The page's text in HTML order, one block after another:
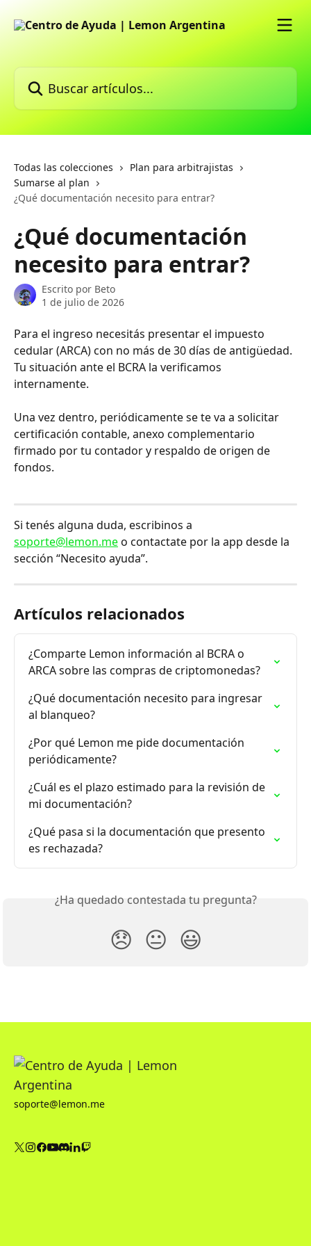
Todas las colecciones
Plan para arbitrajistas
Sumarse al plan
¿Qué documentación necesito para entrar?
¿Qué documentación
necesito para entrar?
Escrito por Beto
1 de julio de 2026
Para el ingreso necesitás presentar el impuesto
cedular (ARCA) con no más de 30 días de antigüedad.
Tu situación ante el BCRA la verificamos
internamente.
Una vez dentro, periódicamente se te va a solicitar
certificación contable, anexo complementario
firmado por tu contador y respaldo de origen de
fondos.
Si tenés alguna duda, escribinos a
soporte@lemon.me o contactate por la app desde la
sección “Necesito ayuda”.
Artículos relacionados
¿Comparte Lemon información al BCRA o
ARCA sobre las compras de criptomonedas?
¿Qué documentación necesito para ingresar
al blanqueo?
¿Por qué Lemon me pide documentación
periódicamente?
¿Cuál es el plazo estimado para la revisión de
mi documentación?
¿Qué pasa si la documentación que presento
es rechazada?
¿Ha quedado contestada tu pregunta?
😞 😐 😃
soporte@lemon.me